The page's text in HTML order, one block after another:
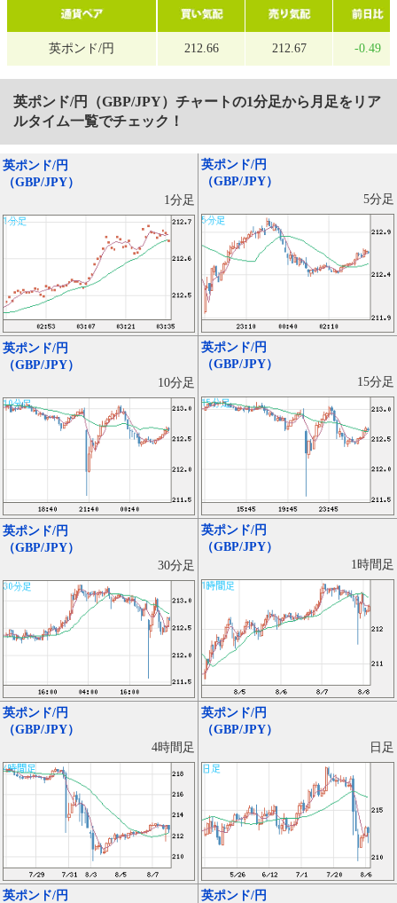
英ポンド/円 212.66 212.67 -0.49
英ポンド/円（GBP/JPY） チャートの1分足から月足をリア
ルタイム一覧でチェック！
英ポンド/円
（GBP/JPY）
1分足
英ポンド/円
（GBP/JPY）
5分足
英ポンド/円
（GBP/JPY）
10分足
英ポンド/円
（GBP/JPY）
15分足
英ポンド/円
（GBP/JPY）
30分足
英ポンド/円
（GBP/JPY）
1時間足
英ポンド/円
（GBP/JPY）
4時間足
英ポンド/円
（GBP/JPY）
日足
英ポンド/円
英ポンド/円